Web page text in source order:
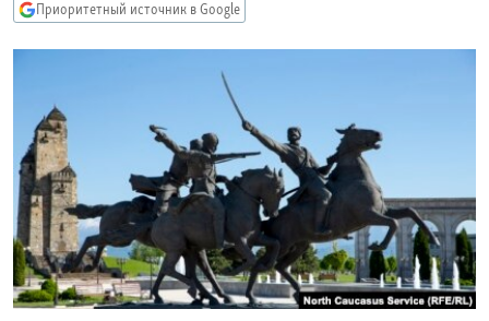
Вернутся
КАВКАЗ.РЕАЛИИ
СИБИРЬ.РЕАЛИИ
РАСПИСАНИЕ ВЕЩАНИЯ
ПОДПИШИТЕСЬ НА РАССЫЛКУ
СОЦИАЛЬНЫЕ СЕТИ
Приоритетный источник в Google